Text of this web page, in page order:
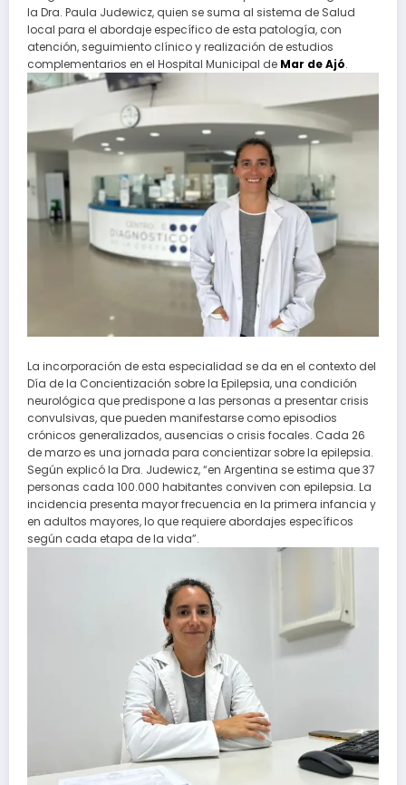
la Dra. Paula Judewicz, quien se suma al sistema de Salud
local para el abordaje específico de esta patología, con
atención, seguimiento clínico y realización de estudios
complementarios en el Hospital Municipal de Mar de Ajó.
La incorporación de esta especialidad se da en el contexto del
Día de la Concientización sobre la Epilepsia, una condición
neurológica que predispone a las personas a presentar crisis
convulsivas, que pueden manifestarse como episodios
crónicos generalizados, ausencias o crisis focales. Cada 26
de marzo es una jornada para concientizar sobre la epilepsia.
Según explicó la Dra. Judewicz, “en Argentina se estima que 37
personas cada 100.000 habitantes conviven con epilepsia. La
incidencia presenta mayor frecuencia en la primera infancia y
en adultos mayores, lo que requiere abordajes específicos
según cada etapa de la vida”.